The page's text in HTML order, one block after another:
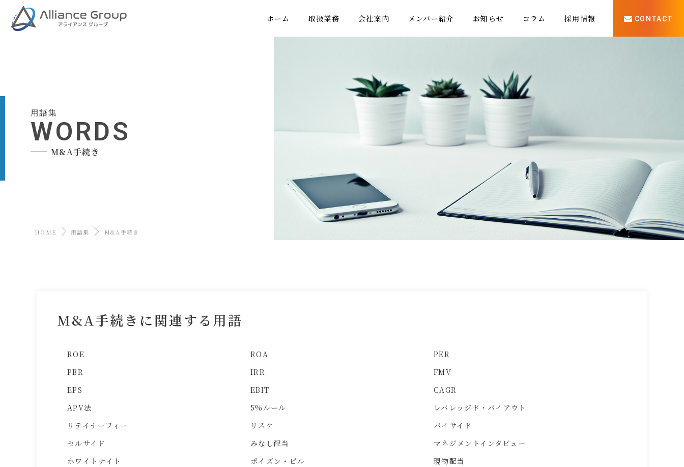
ホーム 取扱業務 会社案内 メンバー紹介 お知らせ コラム 採用情報 CONTACT
用語集
WORDS
M&A手続き
HOME 用語集 M&A手続き
M&A手続きに関連する用語
ROE ROA
PER
PBR
IRR
FMV
EPS
EBIT
CAGR
APV法
5%ルール
レバレッジド・バイアウト
リテイナーフィー
リスケ
バイサイド
セルサイド
みなし配当
マネジメントインタビュー
ホワイトナイト
ポイズン・ピル
現物配当